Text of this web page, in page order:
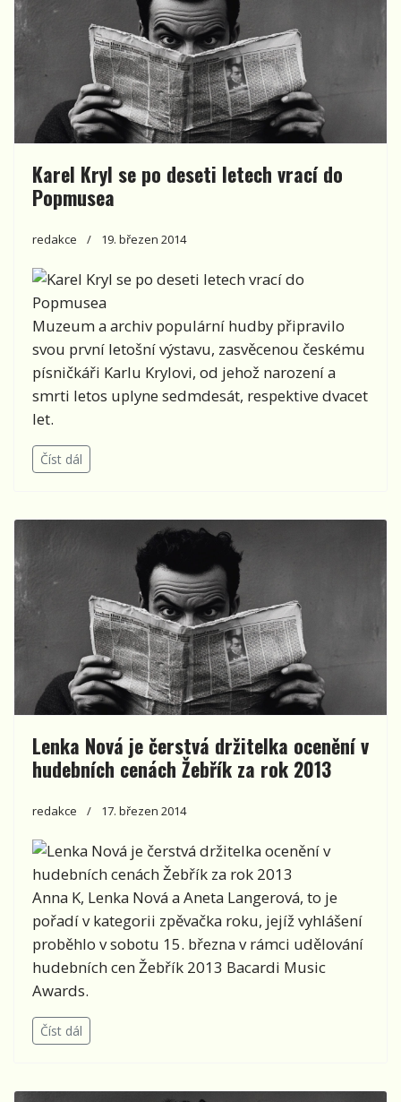
Karel Kryl se po deseti letech vrací do
Popmusea
redakce 19. březen 2014
Muzeum a archiv populární hudby připravilo
svou první letošní výstavu, zasvěcenou českému
písničkáři Karlu Krylovi, od jehož narození a
smrti letos uplyne sedmdesát, respektive dvacet
let.
Číst dál
Lenka Nová je čerstvá držitelka ocenění v
hudebních cenách Žebřík za rok 2013
redakce 17. březen 2014
Anna K, Lenka Nová a Aneta Langerová, to je
pořadí v kategorii zpěvačka roku, jejíž vyhlášení
proběhlo v sobotu 15. března v rámci udělování
hudebních cen Žebřík 2013 Bacardi Music
Awards.
Číst dál